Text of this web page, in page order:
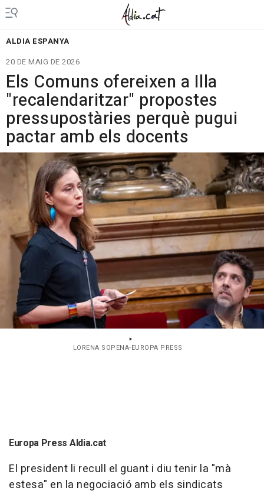
ALDIA ESPANYA
20 DE MAIG DE 2026
Els Comuns ofereixen a Illa
"recalendaritzar" propostes
pressupostàries perquè pugui
pactar amb els docents
LORENA SOPENA-EUROPA PRESS
Europa Press Aldia.cat
El president li recull el guant i diu tenir la "mà
estesa" en la negociació amb els sindicats